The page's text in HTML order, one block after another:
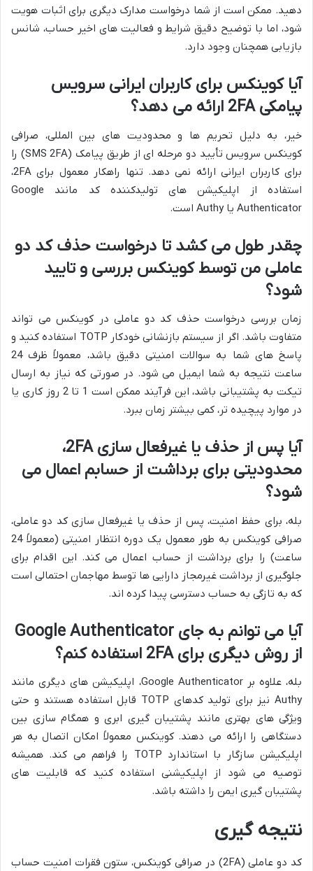
دهید. ممکن است از شما درخواست مدارک دیگری برای اثبات هویت
شود، اما با توضیح دقیق شرایط و فعالیت های اخیر حساب، شانس
بازیابی همچنان وجود دارد.
آیا کوینکس برای کاربران ایرانی سرویس
پیامکی 2FA ارائه می دهد؟
خیر، به دلیل تحریم ها و محدودیت های بین المللی، صرافی
کوینکس سرویس تأیید دو مرحله ای از طریق پیامک (SMS 2FA) را
برای کاربران ایرانی ارائه نمی دهد. تنها راهکار معمول برای 2FA،
استفاده از اپلیکیشن های تولیدکننده کد مانند Google
Authenticator یا Authy است.
چقدر طول می کشد تا درخواست حذف کد دو
عاملی من توسط کوینکس بررسی و تایید
شود؟
زمان بررسی درخواست حذف کد دو عاملی در کوینکس می تواند
متفاوت باشد. اگر از سیستم بازنشانی خودکار TOTP استفاده کنید و
پاسخ های شما به سوالات امنیتی دقیق باشد، معمولاً ظرف 24
ساعت نتیجه به شما ایمیل می شود. در صورتی که نیاز به ارسال
تیکت به پشتیبانی باشد، این فرآیند ممکن است 1 تا 2 روز کاری یا
در موارد پیچیده تر، کمی بیشتر زمان ببرد.
آیا پس از حذف یا غیرفعال سازی 2FA،
محدودیتی برای برداشت از حسابم اعمال می
شود؟
بله، برای حفظ امنیت، پس از حذف یا غیرفعال سازی کد دو عاملی،
صرافی کوینکس به طور معمول یک دوره انتظار امنیتی (معمولاً 24
ساعت) را برای برداشت از حساب اعمال می کند. این اقدام برای
جلوگیری از برداشت غیرمجاز دارایی ها توسط مهاجمان احتمالی است
که به تازگی به حساب دسترسی پیدا کرده اند.
آیا می توانم به جای Google Authenticator
از روش دیگری برای 2FA استفاده کنم؟
بله، علاوه بر Google Authenticator، اپلیکیشن های دیگری مانند
Authy نیز برای تولید کدهای TOTP قابل استفاده هستند و حتی
ویژگی های بهتری مانند پشتیبان گیری ابری و همگام سازی بین
دستگاهی را ارائه می دهند. کوینکس معمولاً امکان اتصال به هر
اپلیکیشن سازگار با استاندارد TOTP را فراهم می کند. همیشه
توصیه می شود از اپلیکیشنی استفاده کنید که قابلیت های
پشتیبان گیری ایمن را داشته باشد.
نتیجه گیری
کد دو عاملی (2FA) در صرافی کوینکس، ستون فقرات امنیت حساب